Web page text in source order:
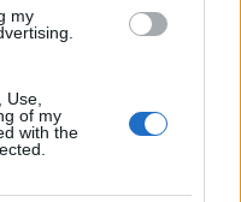
my
of my
with the
Κλαδά
ανθρώπους - Το
στην